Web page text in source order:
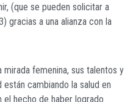
(que se pueden solicitar a
gracias a una alianza con la
mirada femenina, sus talentos y
cambiando la salud en
el hecho de haber logrado